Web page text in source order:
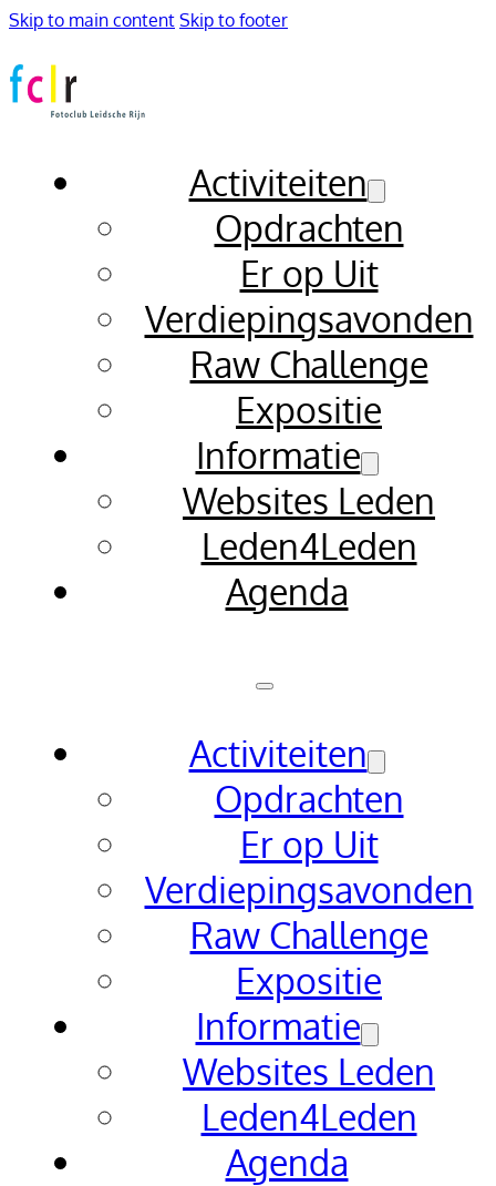
Skip to main content Skip to footer
Activiteiten
Opdrachten
Er op Uit
Verdiepingsavonden
Raw Challenge
Expositie
Informatie
Websites Leden
Leden4Leden
Agenda
Activiteiten
Opdrachten
Er op Uit
Verdiepingsavonden
Raw Challenge
Expositie
Informatie
Websites Leden
Leden4Leden
Agenda